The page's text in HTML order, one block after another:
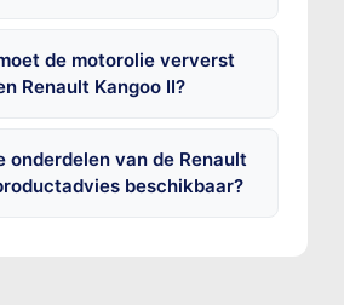
de motorolie ververst
Renault Kangoo II?
onderdelen van de Renault
beschikbaar?